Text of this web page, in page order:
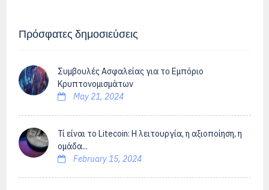
Πρόσφατες δημοσιεύσεις
Συμβουλές Ασφαλείας για το Εμπόριο
Κρυπτονομισμάτων
May 21, 2024
Τί είναι το Litecoin: Η λειτουργία, η αξιοποίηση, η
ομάδα...
February 15, 2024